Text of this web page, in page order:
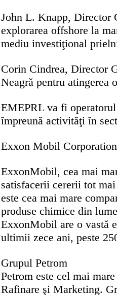
John L. Knapp, Director
explorarea offshore la
mediu investiţional
Corin Cindrea, Director
Neagră pentru atingerea
EMEPRL va fi
împreună activităţi în
Exxon Mobil Corporation
ExxonMobil, cea mai
satisfacerii cererii tot
este cea mai mare
produse chimice din
ExxonMobil are o vastă
ultimii zece ani, peste
Grupul Petrom
Petrom este cel mai
Rafinare şi Marketing.